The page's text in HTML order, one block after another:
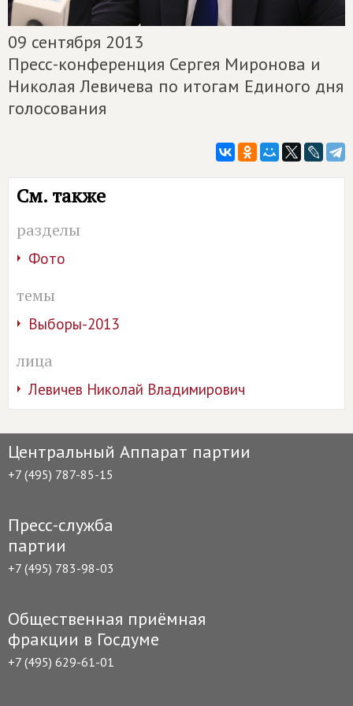
09 сентября 2013
Пресс-конференция Сергея Миронова и
Николая Левичева по итогам Единого дня
голосования
См. также
разделы
Фото
темы
Выборы-2013
лица
Левичев Николай Владимирович
Центральный Аппарат партии
+7 (495) 787-85-15
Пресс-служба
партии
+7 (495) 783-98-03
Общественная приёмная
фракции в Госдуме
+7 (495) 629-61-01